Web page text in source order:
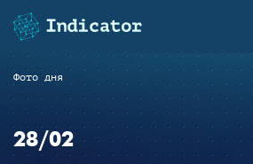
Фото дня
28/02